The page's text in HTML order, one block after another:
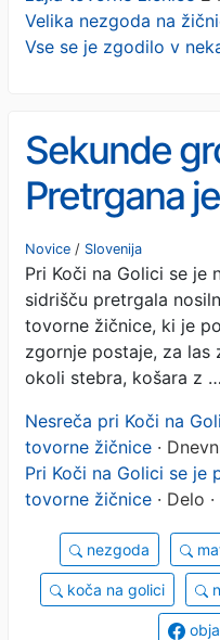
Velika nezgoda na
Vse se je zgodilo v
Sekunde
Pretrgana
zgrešila
Novice / Slovenija
Pri Koči na Golici se je
sidrišču pretrgala
tovorne žičnice, ki je
zgornje postaje, za las
okoli stebra, košara z …
Nesreča pri Koči na
tovorne žičnice ·
Pri Koči na Golici se je
tovorne žičnice · Delo ·
nezgoda
koča na golici